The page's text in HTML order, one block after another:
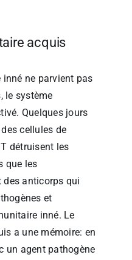
acquis
ne parvient pas
le système
Quelques jours
cellules de
détruisent les
que les
des anticorps qui
et
inné. Le
a une mémoire: en
un agent pathogène